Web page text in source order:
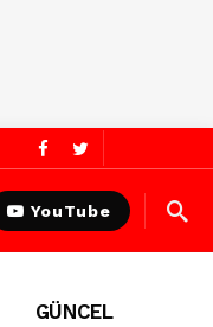
YouTube
GÜNCEL